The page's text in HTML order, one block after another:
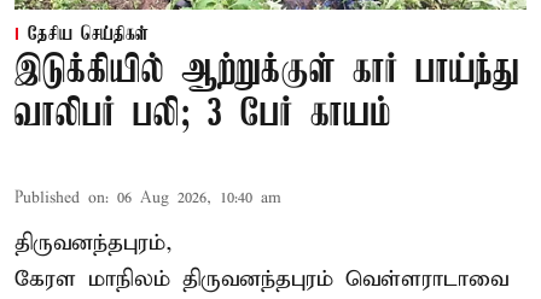
தேசிய செய்திகள்
இடுக்கியில் ஆற்றுக்குள் கார் பாய்ந்து
வாலிபர் பலி; 3 பேர் காயம்
Published on: 06 Aug 2026, 10:40 am
திருவனந்தபுரம்,
கேரள மாநிலம் திருவனந்தபுரம் வெள்ளராடாவை